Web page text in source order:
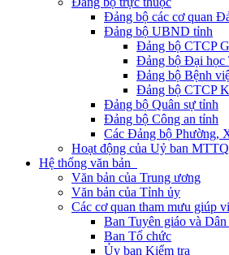
Đảng bộ các cơ quan
Đảng bộ UBND tỉnh
Đảng bộ CTCP
Đảng bộ Đại học
Đảng bộ Bệnh
Đảng bộ CTCP
Đảng bộ Quân sự tỉnh
Đảng bộ Công an tỉnh
Các Đảng bộ Phường,
Hoạt động của Uỷ ban
Hệ thống văn bản
Văn bản của Trung ương
Văn bản của Tỉnh ủy
Các cơ quan tham mưu giúp
Ban Tuyên giáo và Dân
Ban Tổ chức
Ủy ban Kiểm tra